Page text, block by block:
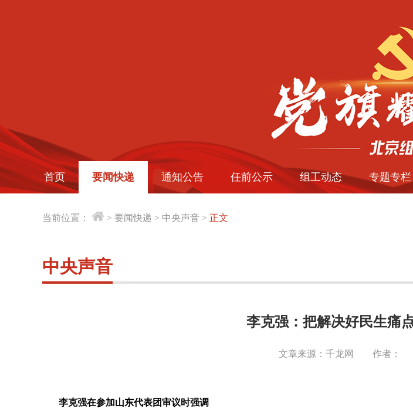
首页 要闻快递 通知公告 任前公示 组工动态 专题专栏
当前位置： > 要闻快递 > 中央声音 > 正文
中央声音
李克强：把解决好民生痛
文章来源：千龙网 作者：
李克强在参加山东代表团审议时强调